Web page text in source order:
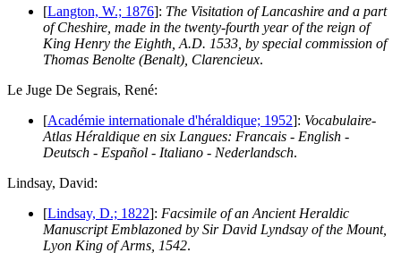
[Langton, W.; 1876]: The Visitation of Lancashire and a part
of Cheshire, made in the twenty-fourth year of the reign of
King Henry the Eighth, A.D. 1533, by special commission of
Thomas Benolte (Benalt), Clarencieux.
Le Juge De Segrais, René:
[Académie internationale d'héraldique; 1952]: Vocabulaire-
Atlas Héraldique en six Langues: Francais - English -
Deutsch - Español - Italiano - Nederlandsch.
Lindsay, David:
[Lindsay, D.; 1822]: Facsimile of an Ancient Heraldic
Manuscript Emblazoned by Sir David Lyndsay of the Mount,
Lyon King of Arms, 1542.